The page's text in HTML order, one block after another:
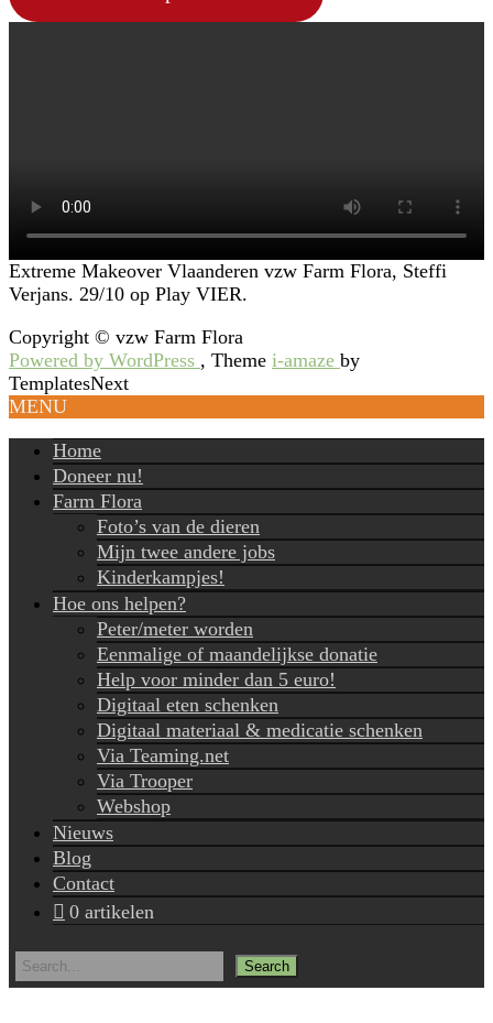
Extreme Makeover Vlaanderen vzw Farm Flora, Steffi
Verjans. 29/10 op Play VIER.
Copyright © vzw Farm Flora
Powered by WordPress , Theme i-amaze by
TemplatesNext
MENU
Home
Doneer nu!
Farm Flora
Foto’s van de dieren
Mijn twee andere jobs
Kinderkampjes!
Hoe ons helpen?
Peter/meter worden
Eenmalige of maandelijkse donatie
Help voor minder dan 5 euro!
Digitaal eten schenken
Digitaal materiaal & medicatie schenken
Via Teaming.net
Via Trooper
Webshop
Nieuws
Blog
Contact
0 artikelen
Search
for: